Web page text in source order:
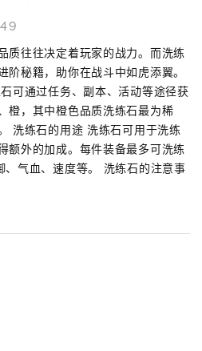
质往往决定着玩家的战力。而洗练
秘籍，助你在战斗中如虎添翼。
可通过任务、副本、活动等途径获
橙，其中橙色品质洗练石最为稀
洗练石的用途 洗练石可用于洗练
额外的加成。每件装备最多可洗练
气血、速度等。 洗练石的注意事